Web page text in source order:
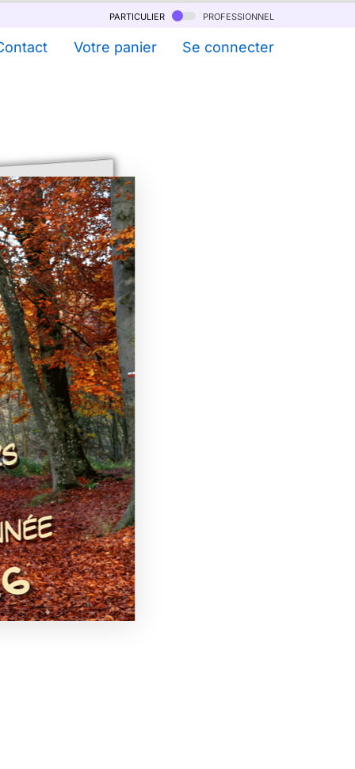
particulier professionnel
Votre panier Se connecter